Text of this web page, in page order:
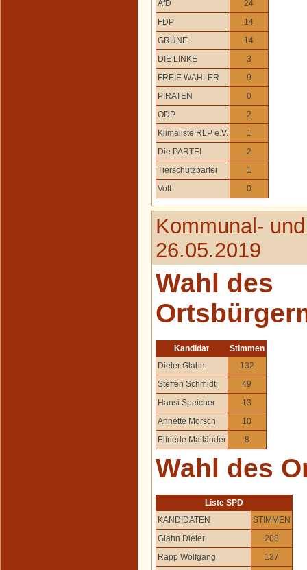
AfD
24
FDP
14
GRÜNE
14
DIE LINKE
3
FREIE WÄHLER
9
PIRATEN
0
ÖDP
2
Klimaliste RLP e.V.
1
Die PARTEI
2
Tierschutzpartei
1
Volt
0
Kommunal-
26.05.2019
Wahl des
Kandidat
Stimmen
Dieter Glahn
132
Steffen Schmidt
49
Hansi Speicher
13
Annette Morsch
10
Elfriede Mailänder
8
Wahl des
Liste SPD
KANDIDATEN
STIMMEN
Glahn Dieter
208
Rapp Wolfgang
137